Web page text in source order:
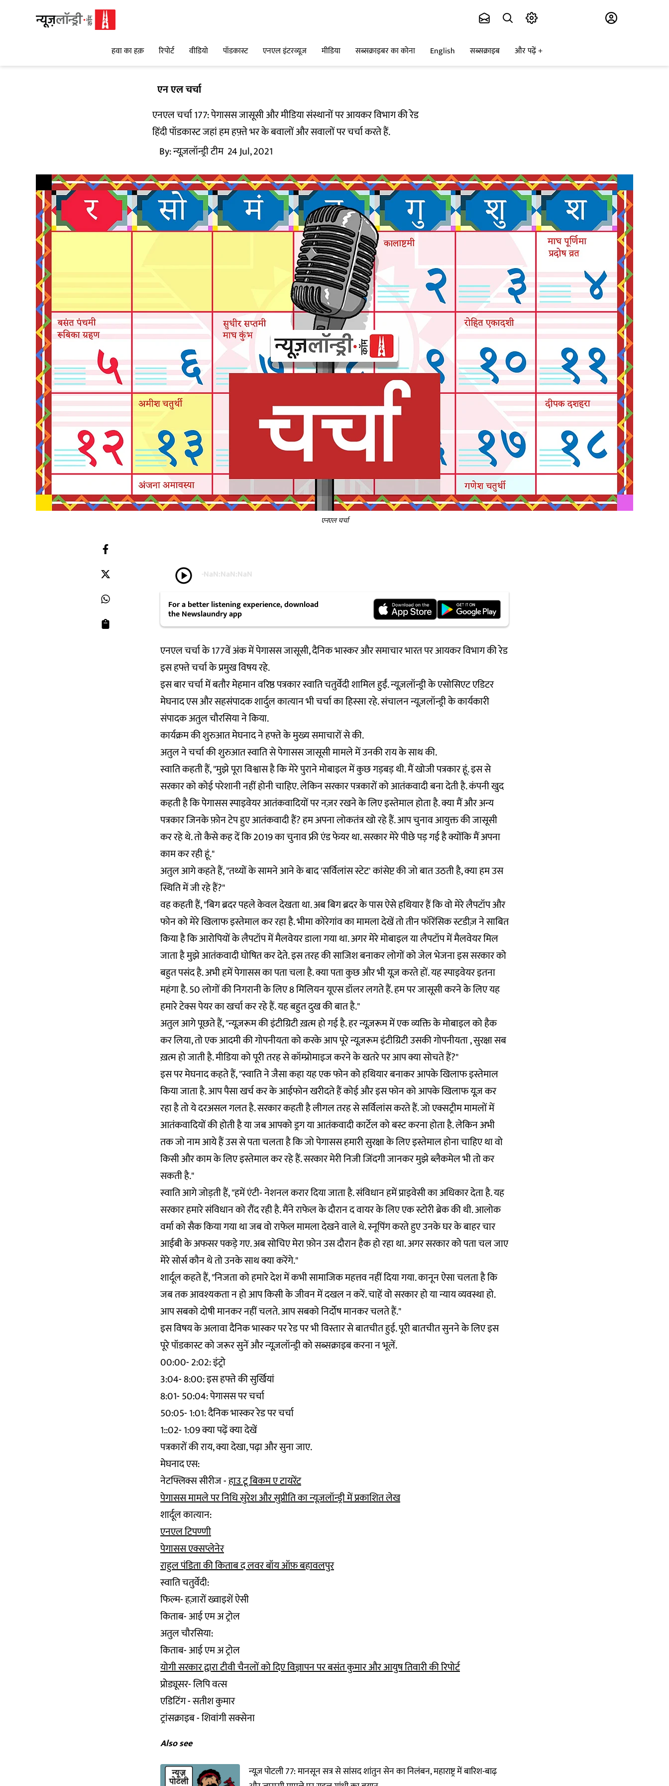
हवा का हक़ रिपोर्ट वीडियो पॉडकास्ट एनएल इंटरव्यूज मीडिया सब्सक्राइबर का कोना English सब्सक्राइब और पढ़ें
एन एल चर्चा
एनएल चर्चा 177: पेगासस जासूसी और मीडिया संस्थानों पर आयकर विभाग की रेड
हिंदी पॉडकास्ट जहां हम हफ़्ते भर के बवालों और सवालों पर चर्चा करते हैं.
By:न्यूज़लॉन्ड्री टीम 24 Jul, 2021
एनएल चर्चा
play_circle -NaN:NaN:NaN
For a better listening experience, download
the Newslaundry app
एनएल चर्चा के 177वें अंक में पेगासस जासूसी, दैनिक भास्कर और समाचार भारत पर आयकर विभाग की रेड
इस हफ्ते चर्चा के प्रमुख विषय रहे.
इस बार चर्चा में बतौर मेहमान वरिष्ठ पत्रकार स्वाति चतुर्वेदी शामिल हुईं. न्यूज़लॉन्ड्री के एसोसिएट एडिटर
मेघनाद एस और सहसंपादक शार्दुल कात्यान भी चर्चा का हिस्सा रहे. संचालन न्यूज़लॉन्ड्री के कार्यकारी
संपादक अतुल चौरसिया ने किया.
कार्यक्रम की शुरुआत मेघनाद ने हफ्ते के मुख्य समाचारों से की.
अतुल ने चर्चा की शुरुआत स्वाति से पेगासस जासूसी मामले में उनकी राय के साथ की.
स्वाति कहती हैं, "मुझे पूरा विश्वास है कि मेरे पुराने मोबाइल में कुछ गड़बड़ थी. मैं खोजी पत्रकार हूं. इस से
सरकार को कोई परेशानी नहीं होनी चाहिए. लेकिन सरकार पत्रकारों को आतंकवादी बना देती है. कंपनी खुद
कहती है कि पेगासस स्पाइवेयर आतंकवादियों पर नज़र रखने के लिए इस्तेमाल होता है. क्या मैं और अन्य
पत्रकार जिनके फ़ोन टेप हुए आतंकवादी हैं? हम अपना लोकतंत्र खो रहे हैं. आप चुनाव आयुक्त की जासूसी
कर रहे थे. तो कैसे कह दें कि 2019 का चुनाव फ्री एंड फेयर था. सरकार मेरे पीछे पड़ गई है क्योंकि मैं अपना
काम कर रही हूं."
अतुल आगे कहते हैं, "तथ्यों के सामने आने के बाद 'सर्विलांस स्टेट' कांसेप्ट की जो बात उठती है, क्या हम उस
स्थिति में जी रहे हैं?"
वह कहती हैं, "बिग ब्रदर पहले केवल देखता था. अब बिग ब्रदर के पास ऐसे हथियार हैं कि वो मेरे लैपटॉप और
फोन को मेरे खिलाफ इस्तेमाल कर रहा है. भीमा कोरेगांव का मामला देखें तो तीन फॉरेंसिक स्टडीज़ ने साबित
किया है कि आरोपियों के लैपटॉप में मैलवेयर डाला गया था. अगर मेरे मोबाइल या लैपटॉप में मैलवेयर मिल
जाता है मुझे आतंकवादी घोषित कर देते. इस तरह की साजिश बनाकर लोगों को जेल भेजना इस सरकार को
बहुत पसंद है. अभी हमें पेगासस का पता चला है. क्या पता कुछ और भी यूज़ करते हों. यह स्पाइवेयर इतना
महंगा है. 50 लोगों की निगरानी के लिए 8 मिलियन यूएस डॉलर लगते हैं. हम पर जासूसी करने के लिए यह
हमारे टेक्स पेयर का खर्चा कर रहे हैं. यह बहुत दुख की बात है."
अतुल आगे पूछते हैं, "न्यूज़रूम की इंटीग्रिटी ख़त्म हो गई है. हर न्यूज़रूम में एक व्यक्ति के मोबाइल को हैक
कर लिया, तो एक आदमी की गोपनीयता को करके आप पूरे न्यूज़रूम इंटीग्रिटी उसकी गोपनीयता , सुरक्षा सब
ख़त्म हो जाती है. मीडिया को पूरी तरह से कॉम्प्रोमाइज करने के खतरे पर आप क्या सोचते हैं?"
इस पर मेघनाद कहते हैं, "स्वाति ने जैसा कहा यह एक फोन को हथियार बनाकर आपके खिलाफ इस्तेमाल
किया जाता है. आप पैसा खर्च कर के आईफोन खरीदते हैं कोई और इस फोन को आपके खिलाफ यूज़ कर
रहा है तो ये दरअसल गलत है. सरकार कहती है लीगल तरह से सर्विलांस करते हैं. जो एक्सट्रीम मामलों में
आतंकवादियों की होती है या जब आपको ड्रग या आतंकवादी कार्टेल को बस्ट करना होता है. लेकिन अभी
तक जो नाम आये हैं उस से पता चलता है कि जो पेगासस हमारी सुरक्षा के लिए इस्तेमाल होना चाहिए था वो
किसी और काम के लिए इस्तेमाल कर रहे हैं. सरकार मेरी निजी जिंदगी जानकर मुझे ब्लैकमेल भी तो कर
सकती है."
स्वाति आगे जोड़ती हैं, "हमें एंटी- नेशनल करार दिया जाता है. संविधान हमें प्राइवेसी का अधिकार देता है. यह
सरकार हमारे संविधान को रौंद रही है. मैंने राफेल के दौरान द वायर के लिए एक स्टोरी ब्रेक की थी. आलोक
वर्मा को सैक किया गया था जब वो राफेल मामला देखने वाले थे. स्नूपिंग करते हुए उनके घर के बाहर चार
आईबी के अफसर पकड़े गए. अब सोचिए मेरा फ़ोन उस दौरान हैक हो रहा था. अगर सरकार को पता चल जाए
मेरे सोर्स कौन थे तो उनके साथ क्या करेंगे."
शार्दूल कहते हैं, "निजता को हमारे देश में कभी सामाजिक महत्तव नहीं दिया गया. कानून ऐसा चलता है कि
जब तक आवश्यकता न हो आप किसी के जीवन में दखल न करें. चाहें वो सरकार हो या न्याय व्यवस्था हो.
आप सबको दोषी मानकर नहीं चलते. आप सबको निर्दोष मानकर चलते हैं."
इस विषय के अलावा दैनिक भास्कर पर रेड पर भी विस्तार से बातचीत हुई. पूरी बातचीत सुनने के लिए इस
पूरे पॉडकास्ट को जरूर सुनें और न्यूज़लॉन्ड्री को सब्सक्राइब करना न भूलें.
00:00- 2:02: इंट्रो
3:04- 8:00: इस हफ्ते की सुर्खियां
8:01- 50:04: पेगासस पर चर्चा
50:05- 1:01: दैनिक भास्कर रेड पर चर्चा
1::02- 1:09 क्या पढ़ें क्या देखें
पत्रकारों की राय, क्या देखा, पढ़ा और सुना जाए.
मेघनाद एस:
नेटफ्लिक्स सीरीज -हाउ टू बिकम ए टायरेंट
पेगासस मामले पर निधि सुरेश और सुप्रीति का न्यूज़लॉन्ड्री में प्रकाशित लेख
शार्दूल कात्यान:
एनएल टिपण्णी
पेगासस एक्सप्लेनेर
राहुल पंडिता की किताब द लवर बॉय ऑफ़ बहावलपुर
स्वाति चतुर्वेदी:
फिल्म- हज़ारों ख्वाइशें ऐसी
किताब- आई एम अ ट्रोल
अतुल चौरसिया:
किताब- आई एम अ ट्रोल
योगी सरकार द्वारा टीवी चैनलों को दिए विज्ञापन पर बसंत कुमार और आयुष तिवारी की रिपोर्ट
प्रोड्यूसर- लिपि वत्स
एडिटिंग - सतीश कुमार
ट्रांसक्राइब - शिवांगी सक्सेना
Also see
न्यूज़ पोटली 77: मानसून सत्र से सांसद शांतुन सेन का निलंबन, महाराष्ट्र में बारिश-बाढ़